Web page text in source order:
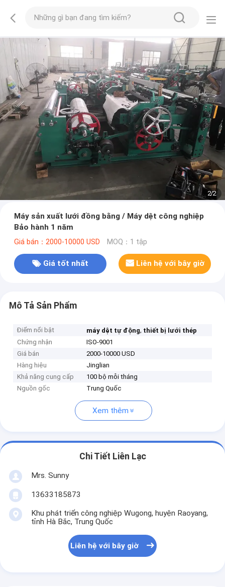
2/2
Máy sản xuất lưới đồng bằng / Máy dệt công nghiệp
Bảo hành 1 năm
Giá bán：2000-10000 USD MOQ：1 tập
Giá tốt nhất Liên hệ với bây giờ
Mô Tả Sản Phẩm
Điểm nổi bật máy dệt tự động, thiết bị lưới thép
Chứng nhận
ISO-9001
Giá bán
2000-10000 USD
Hàng hiệu
Jinglian
Khả năng cung cấp
100 bộ mỗi tháng
Nguồn gốc
Trung Quốc
Xem thêm
Chi Tiết Liên Lạc
Mrs. Sunny
13633185873
Khu phát triển công nghiệp Wugong, huyện Raoyang,
tỉnh Hà Bắc, Trung Quốc
Liên hệ với bây giờ